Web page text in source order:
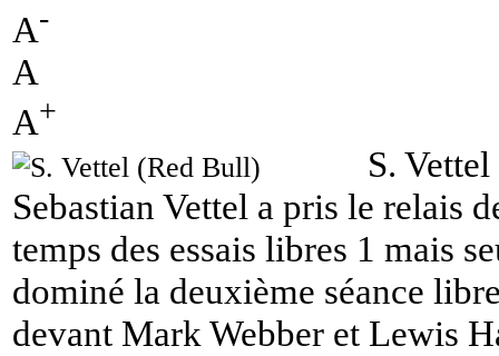
A-
A
A+
S.
Sebastian Vettel a pris le relais
temps des essais libres 1 mais
dominé la deuxième séance
devant Mark Webber et Lewis